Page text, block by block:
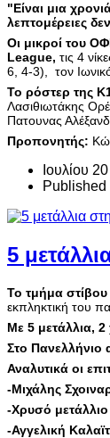
"Είναι μια
λεπτομέρειες
Οι μικροί του
League, τις 4
6, 4-3), τον
Το ρόστερ της
Λασιθιωτάκης
Πατουνας
Προπονητής:
Ιουλίου 20
Published
5
Το τμήμα
εκπληκτική του
Με 5 μετάλλια,
Στο
Αναλυτικά οι
-Μιχάλης
-Χρυσό μετάλλιο
-Αγγελική